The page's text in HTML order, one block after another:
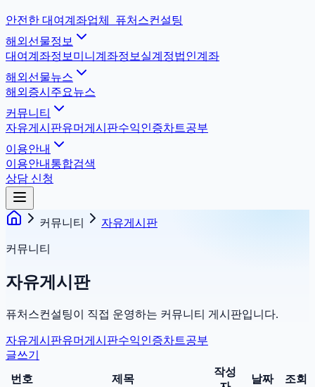
안전한 대여계좌업체
퓨처스컨설팅
해외선물정보
대여계좌정보 미니계좌정보 실계정법인계좌
해외선물뉴스
해외증시 주요뉴스
커뮤니티
자유게시판유머게시판수익인증차트공부
이용안내
이용안내 통합검색
상담 신청
커뮤니티 자유게시판
커뮤니티
자유게시판
퓨처스컨설팅이 직접 운영하는 커뮤니티 게시판입니다.
자유게시판유머게시판수익인증차트공부
글쓰기
번호
제목
작성
날짜 조회